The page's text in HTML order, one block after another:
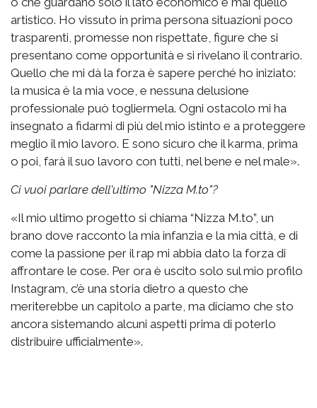
artistico. Ho vissuto in prima persona situazioni poco
trasparenti, promesse non rispettate, figure che si
presentano come opportunità e si rivelano il contrario.
Quello che mi dà la forza è sapere perché ho iniziato:
la musica è la mia voce, e nessuna delusione
professionale può togliermela. Ogni ostacolo mi ha
insegnato a fidarmi di più del mio istinto e a proteggere
meglio il mio lavoro. E sono sicuro che il karma, prima
o poi, farà il suo lavoro con tutti, nel bene e nel male».
Ci vuoi parlare dell'ultimo "Nizza M.to"?
«Il mio ultimo progetto si chiama “Nizza M.to”, un
brano dove racconto la mia infanzia e la mia città, e di
come la passione per il rap mi abbia dato la forza di
affrontare le cose. Per ora è uscito solo sul mio profilo
Instagram, c’è una storia dietro a questo che
meriterebbe un capitolo a parte, ma diciamo che sto
ancora sistemando alcuni aspetti prima di poterlo
distribuire ufficialmente».